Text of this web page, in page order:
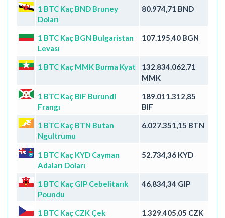
1 BTC Kaç BND Bruney
Doları
80.974,71 BND
1 BTC Kaç BGN Bulgaristan
Levası
107.195,40 BGN
1 BTC Kaç MMK Burma Kyat
132.834.062,71
MMK
1 BTC Kaç BIF Burundi
Frangı
189.011.312,85
BIF
1 BTC Kaç BTN Butan
Ngultrumu
6.027.351,15 BTN
1 BTC Kaç KYD Cayman
Adaları Doları
52.734,36 KYD
1 BTC Kaç GIP Cebelitarık
Poundu
46.834,34 GIP
1 BTC Kaç CZK Çek
1.329.405,05 CZK